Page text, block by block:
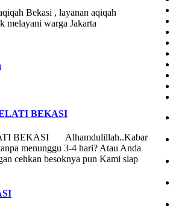
Bekasi , layanan aqiqah
melayani warga Jakarta
BEKASI
BEKASI Alhamdulillah..Kabar
menunggu 3-4 hari? Atau Anda
cehkan besoknya pun Kami siap